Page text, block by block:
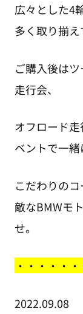
広々とした4
多く取り揃え
ご購入後は
走行会、
オフロード
ベントで一
こだわりの
敵なBMWモ
せ。
・ ・・・・
2022.09.08